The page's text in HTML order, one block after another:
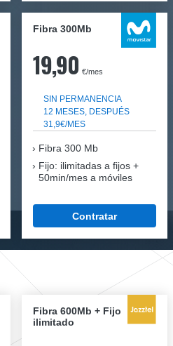
Fibra 300Mb
19,90 €/mes
SIN PERMANENCIA
12 MESES, DESPUÉS
31,9€/MES
Fibra 300 Mb
Fijo: ilimitadas a fijos +
50min/mes a móviles
Contratar
Fibra 600Mb + Fijo
ilimitado